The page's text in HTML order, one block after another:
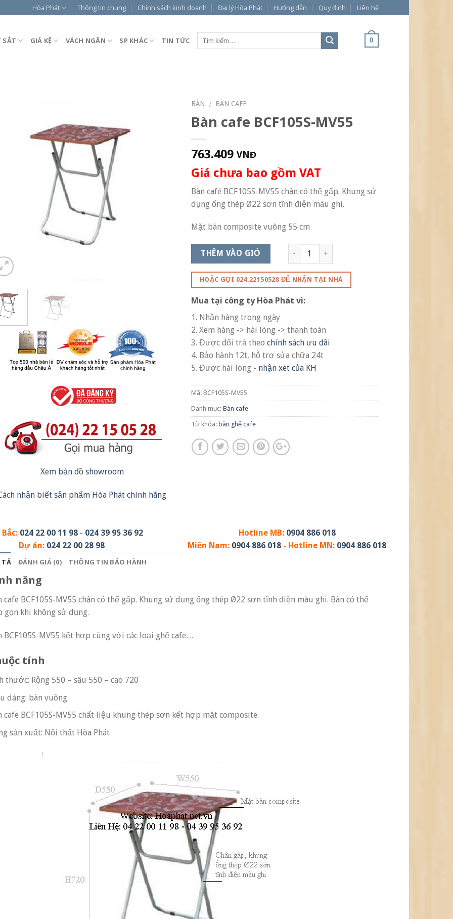
Hòa Phát Thông tin chung Chính sách kinh doanh Đại lý Hòa Phát Hướng dẫn Quy định Liên hệ
SẮT GIÁ KỆ VÁCH NGĂN SP KHÁC TIN TỨC 0
Xem bản đồ showroom
nhận biết sản phẩm Hòa Phát chính hãng
BÀN / BÀN CAFE
Bàn cafe BCF105S-MV55
763.409 VNĐ
Giá chưa bao gồm VAT
Bàn café BCF105S-MV55 chân có thể gấp. Khung sử
dụng ống thép Ø22 sơn tĩnh điện màu ghi.
Mặt bàn composite vuông 55 cm
THÊM VÀO GIỎ
HOẶC GỌI 024.22150528 ĐỂ NHẬN TẠI NHÀ
Mua tại công ty Hòa Phát vì:
1. Nhận hàng trong ngày
2. Xem hàng -> hài lòng -> thanh toán
3. Được đổi trả theo chính sách ưu đãi
4. Bảo hành 12t, hỗ trợ sửa chữa 24t
5. Được hài lòng - nhận xét của KH
Mã: BCF105S-MV55
Danh mục: Bàn cafe
Từ khóa: bàn ghế cafe
024 22 00 11 98- 024 39 95 36 92
Dự án: 024 22 00 28 98
Hotline MB: 0904 886 018
Miền Nam: 0904 886 018 - Hotline MN: 0904 886 018
TẢ ĐÁNH GIÁ (0) THÔNG TIN BẢO HÀNH
năng
cafe BCF105S-MV55 chân có thể gấp. Khung sử dụng ống thép Ø22 sơn tĩnh điện màu ghi. Bàn có thể
gọn khi không sử dụng.
BCF105S-MV55 kết hợp cùng với các loại ghế cafe…
tính
thước: Rộng 550 – sâu 550 – cao 720
dáng: bàn vuông
cafe BCF105S-MV55 chất liệu khung thép sơn kết hợp mặt composite
sản xuất: Nội thất Hòa Phát